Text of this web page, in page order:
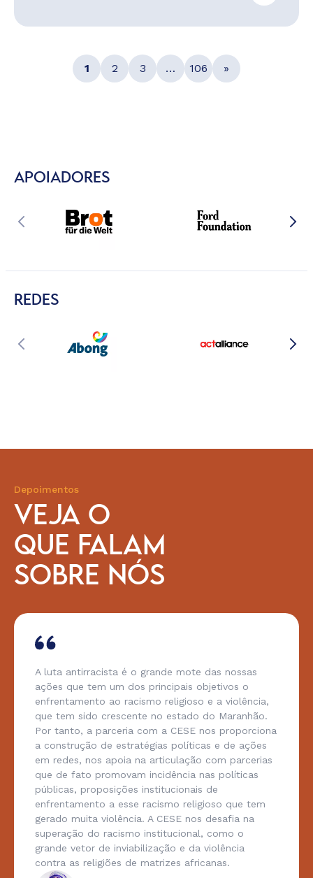
1 2 3 … 106 »
APOIADORES
REDES
Depoimentos
VEJA O
QUE FALAM
SOBRE NÓS
A luta antirracista é o grande mote das nossas
ações que tem um dos principais objetivos o
enfrentamento ao racismo religioso e a violência,
que tem sido crescente no estado do Maranhão.
Por tanto, a parceria com a CESE nos proporciona
a construção de estratégias políticas e de ações
em redes, nos apoia na articulação com parcerias
que de fato promovam incidência nas políticas
públicas, proposições institucionais de
enfrentamento a esse racismo religioso que tem
gerado muita violência. A CESE nos desafia na
superação do racismo institucional, como o
grande vetor de inviabilização e da violência
contra as religiões de matrizes africanas.